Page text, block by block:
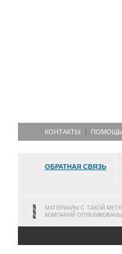
КОНТАКТЫ ПОМОЩЬ
ОБРАТНАЯ СВЯЗЬ
МАТЕРИАЛЫ С ТАКОЙ
КОМПАНИЙ